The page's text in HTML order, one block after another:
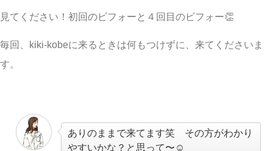
見てください！初回のビフォーと４回目のビフォー👏
毎回、kiki-kobeに来るときは何もつけずに、来てくださいま
す。
ありのままで来てます笑 その方がわかり
やすいかな？と思って〜☺︎